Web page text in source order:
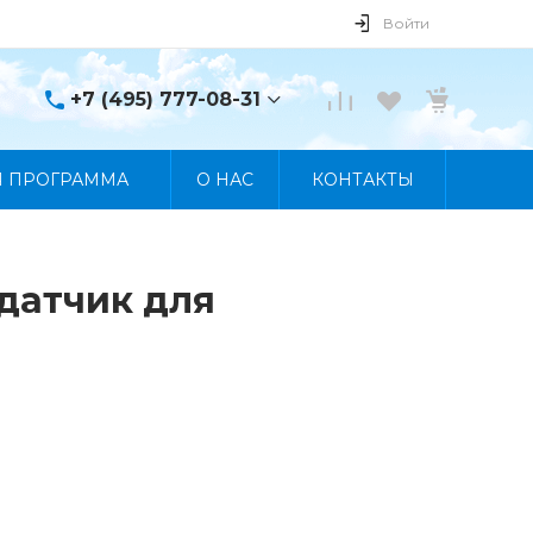
Войти
+7 (495) 777-08-31
+7 (495) 777-08-31
ПРОГРАММА О НАС КОНТАКТЫ
для